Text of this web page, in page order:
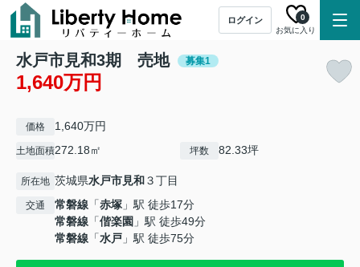
ログイン
お気に入り
0
水戸市見和3期 売地 募集1
1,640万円
価格 1,640万円
土地面積272.18㎡ 坪数 82.33坪
所在地 茨城県水戸市見和３丁目
交通 常磐線 「赤塚 」駅 徒歩17分
常磐線 「偕楽園 」駅 徒歩49分
常磐線 「水戸 」駅 徒歩75分